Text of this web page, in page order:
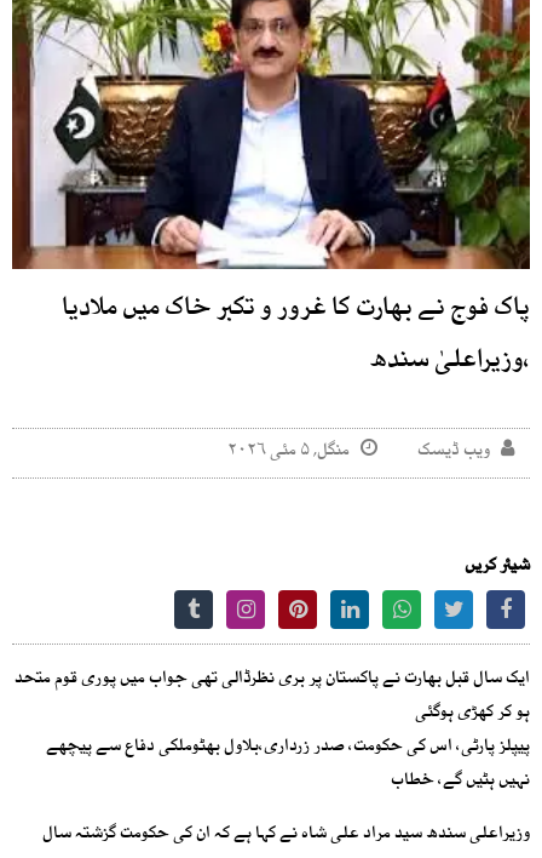
پاک فوج نے بھارت کا غرور و تکبر خاک میں ملادیا
،وزیراعلیٰ سندھ
ویب ڈیسک منگل, ۵ مئی ۲۰۲۶
شیئر کریں
ایک سال قبل بھارت نے پاکستان پر بری نظرڈالی تھی جواب میں پوری قوم متحد
ہو کر کھڑی ہوگئی
پیپلز پارٹی، اس کی حکومت، صدر زرداری،بلاول بھٹوملکی دفاع سے پیچھے
نہیں ہٹیں گے، خطاب
وزیراعلی سندھ سید مراد علی شاہ نے کہا ہے کہ ان کی حکومت گزشتہ سال